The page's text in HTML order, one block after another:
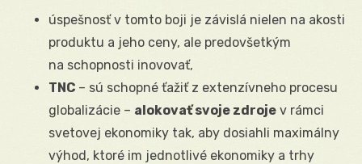
úspešnosť v tomto boji je závislá nielen na akosti
produktu a jeho ceny, ale predovšetkým
na schopnosti inovovať,
TNC – sú schopné ťažiť z extenzívneho procesu
globalizácie – alokovať svoje zdroje v rámci
svetovej ekonomiky tak, aby dosiahli maximálny
výhod, ktoré im jednotlivé ekonomiky a trhy